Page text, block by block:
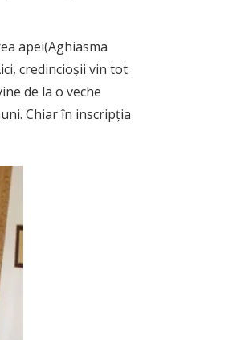
apei(Aghiasma
credincioşii vin tot
de la o veche
Chiar în inscripţia